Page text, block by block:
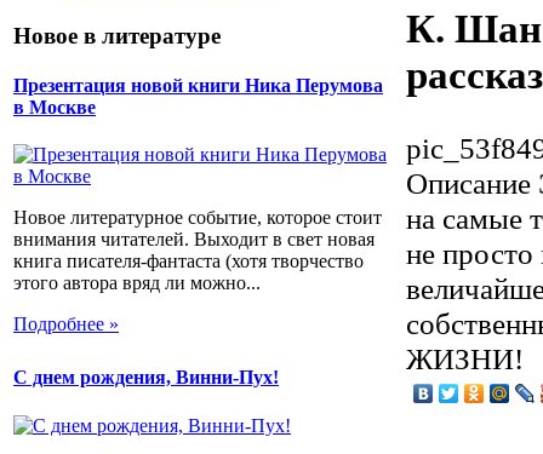
Новое в литературе
Презентация новой книги Ника Перумова
в Москве
Новое литературное событие, которое стоит
внимания читателей. Выходит в свет новая
книга писателя-фантаста (хотя творчество
этого автора вряд ли можно...
Подробнее »
С днем рождения, Винни-Пух!
К.
Описание
на самые
не просто
ЖИЗНИ!